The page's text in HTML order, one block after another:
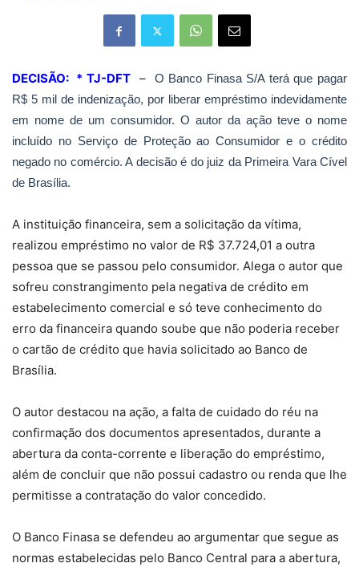
DECISÃO: * TJ-DFT– O Banco Finasa S/A terá que pagar
R$ 5 mil de indenização, por liberar empréstimo indevidamente
em nome de um consumidor. O autor da ação teve o nome
incluído no Serviço de Proteção ao Consumidor e o crédito
negado no comércio. A decisão é do juiz da Primeira Vara Cível
de Brasília.
A instituição financeira, sem a solicitação da vítima,
realizou empréstimo no valor de R$ 37.724,01 a outra
pessoa que se passou pelo consumidor. Alega o autor que
sofreu constrangimento pela negativa de crédito em
estabelecimento comercial e só teve conhecimento do
erro da financeira quando soube que não poderia receber
o cartão de crédito que havia solicitado ao Banco de
Brasília.
O autor destacou na ação, a falta de cuidado do réu na
confirmação dos documentos apresentados, durante a
abertura da conta-corrente e liberação do empréstimo,
além de concluir que não possui cadastro ou renda que lhe
permitisse a contratação do valor concedido.
O Banco Finasa se defendeu ao argumentar que segue as
normas estabelecidas pelo Banco Central para a abertura,